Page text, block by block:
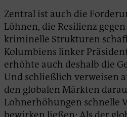
Zentral ist auch die
Löhnen, die Resilienz
kriminelle Strukturen
Kolumbiens linker
erhöhte auch deshalb die
Und schließlich verweisen
den globalen Märkten
Lohnerhöhungen schnelle